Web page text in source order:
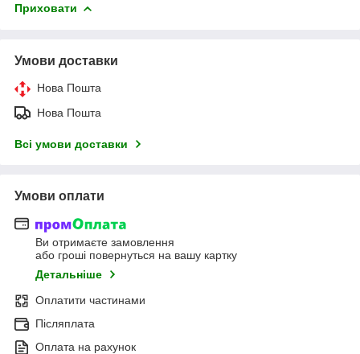
Приховати
Умови доставки
Нова Пошта
Нова Пошта
Всі умови доставки
Умови оплати
Ви отримаєте замовлення
або гроші повернуться на вашу картку
Детальніше
Оплатити частинами
Післяплата
Оплата на рахунок